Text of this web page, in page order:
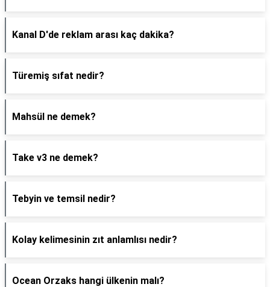
Kanal D'de reklam arası kaç dakika?
Türemiş sıfat nedir?
Mahsül ne demek?
Take v3 ne demek?
Tebyin ve temsil nedir?
Kolay kelimesinin zıt anlamlısı nedir?
Ocean Orzaks hangi ülkenin malı?